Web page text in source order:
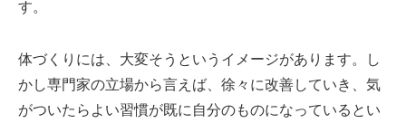
す。
体づくりには、大変そうというイメージがあります。し
かし専門家の立場から言えば、徐々に改善していき、気
がついたらよい習慣が既に自分のものになっているとい